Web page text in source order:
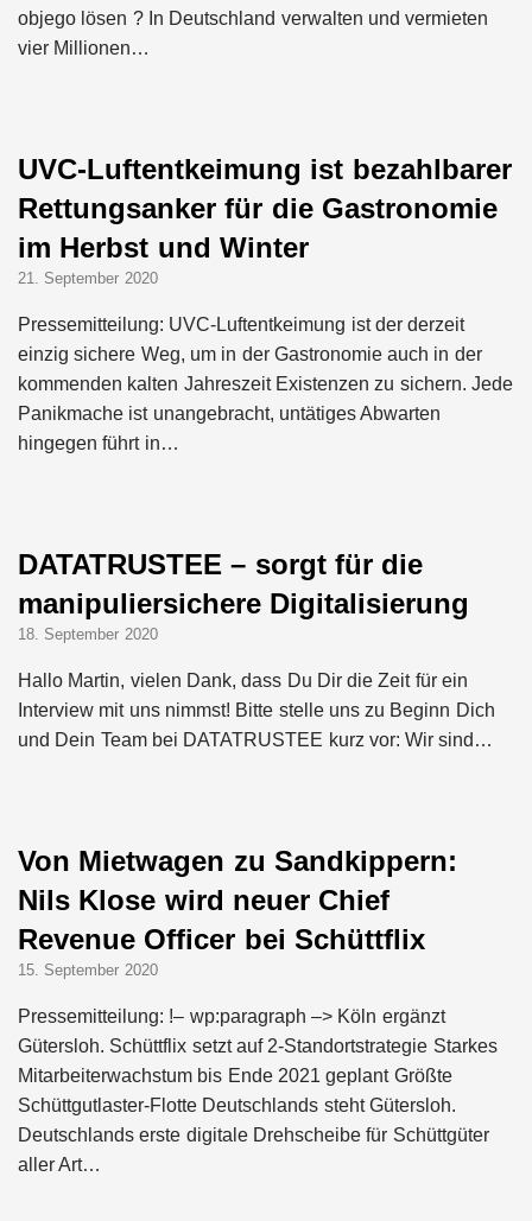
objego lösen ? In Deutschland verwalten und vermieten
vier Millionen…
UVC-Luftentkeimung ist bezahlbarer
Rettungsanker für die Gastronomie
im Herbst und Winter
21. September 2020
Pressemitteilung: UVC-Luftentkeimung ist der derzeit
einzig sichere Weg, um in der Gastronomie auch in der
kommenden kalten Jahreszeit Existenzen zu sichern. Jede
Panikmache ist unangebracht, untätiges Abwarten
hingegen führt in…
DATATRUSTEE – sorgt für die
manipuliersichere Digitalisierung
18. September 2020
Hallo Martin, vielen Dank, dass Du Dir die Zeit für ein
Interview mit uns nimmst! Bitte stelle uns zu Beginn Dich
und Dein Team bei DATATRUSTEE kurz vor: Wir sind…
Von Mietwagen zu Sandkippern:
Nils Klose wird neuer Chief
Revenue Officer bei Schüttflix
15. September 2020
Pressemitteilung: !– wp:paragraph –> Köln ergänzt
Gütersloh. Schüttflix setzt auf 2-Standortstrategie Starkes
Mitarbeiterwachstum bis Ende 2021 geplant Größte
Schüttgutlaster-Flotte Deutschlands steht Gütersloh.
Deutschlands erste digitale Drehscheibe für Schüttgüter
aller Art…